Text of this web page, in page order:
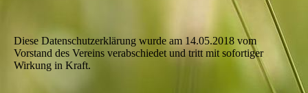
Diese Datenschutzerklärung wurde am 14.05.2018 vom
Vorstand des Vereins verabschiedet und tritt mit sofortiger
Wirkung in Kraft.